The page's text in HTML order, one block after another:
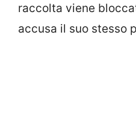
raccolta viene
accusa il suo stesso